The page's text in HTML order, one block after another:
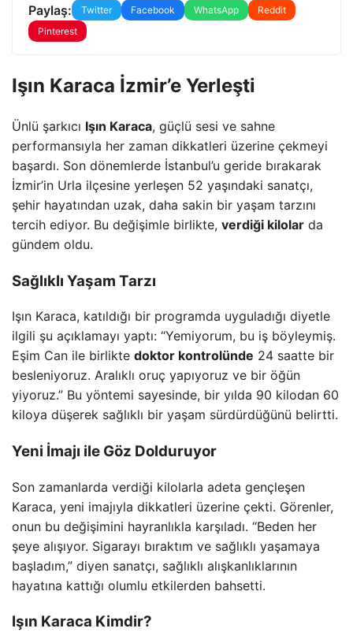
Paylaş: Twitter Facebook WhatsApp
Reddit
Pinterest
Işın Karaca İzmir’e Yerleşti
Ünlü şarkıcı Işın Karaca, güçlü sesi ve sahne
performansıyla her zaman dikkatleri üzerine çekmeyi
başardı. Son dönemlerde İstanbul’u geride bırakarak
İzmir’in Urla ilçesine yerleşen 52 yaşındaki sanatçı,
şehir hayatından uzak, daha sakin bir yaşam tarzını
tercih ediyor. Bu değişimle birlikte, verdiği kilolar da
gündem oldu.
Sağlıklı Yaşam Tarzı
Işın Karaca, katıldığı bir programda uyguladığı diyetle
ilgili şu açıklamayı yaptı: “Yemiyorum, bu iş böyleymiş.
Eşim Can ile birlikte doktor kontrolünde 24 saatte bir
besleniyoruz. Aralıklı oruç yapıyoruz ve bir öğün
yiyoruz.” Bu yöntemi sayesinde, bir yılda 90 kilodan 60
kiloya düşerek sağlıklı bir yaşam sürdürdüğünü belirtti.
Yeni İmajı ile Göz Dolduruyor
Son zamanlarda verdiği kilolarla adeta gençleşen
Karaca, yeni imajıyla dikkatleri üzerine çekti. Görenler,
onun bu değişimini hayranlıkla karşıladı. “Beden her
şeye alışıyor. Sigarayı bıraktım ve sağlıklı yaşamaya
başladım,” diyen sanatçı, sağlıklı alışkanlıklarının
hayatına kattığı olumlu etkilerden bahsetti.
Işın Karaca Kimdir?